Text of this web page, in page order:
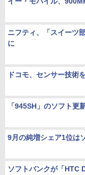
ニフティ、「スイーツ
に
ドコモ、センサー技術
「945SH」のソフト更
9月の純増シェア1位は
ソフトバンクが「HTC